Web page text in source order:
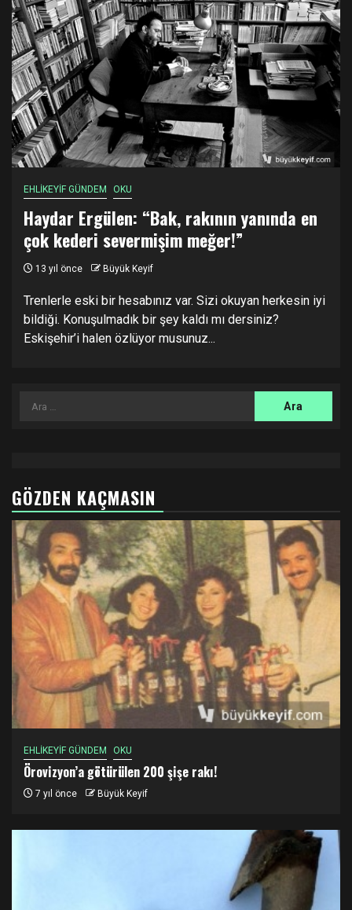
EHLİKEYİF GÜNDEM OKU
Haydar Ergülen: “Bak, rakının yanında en
çok kederi severmişim meğer!”
13 yıl önce Büyük Keyif
Trenlerle eski bir hesabınız var. Sizi okuyan herkesin iyi
bildiği. Konuşulmadık bir şey kaldı mı dersiniz?
Eskişehir’i halen özlüyor musunuz...
Arama:
GÖZDEN KAÇMASIN
EHLİKEYİF GÜNDEM OKU
Örovizyon’a götürülen 200 şişe rakı!
7 yıl önce Büyük Keyif